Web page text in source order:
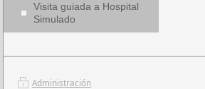
Visita guiada a Hospital
Simulado
Administración